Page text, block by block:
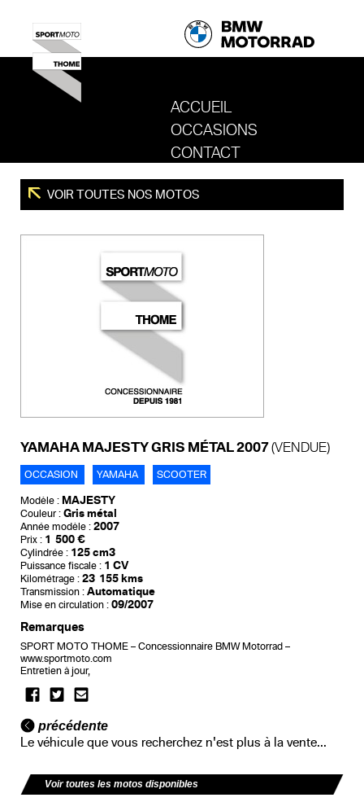
ACCUEIL
REVENIR AU SITE DE SPORT MOTO
OCCASIONS
CONTACT
VOIR TOUTES NOS MOTOS
YAMAHA MAJESTY GRIS MÉTAL 2007(VENDUE)
OCCASION YAMAHA SCOOTER
Modèle : MAJESTY
Couleur : Gris métal
Année modèle : 2007
Prix : 1 500 €
Cylindrée : 125 cm3
Puissance fiscale : 1 CV
Kilométrage : 23 155 kms
Transmission : Automatique
Mise en circulation : 09/2007
Remarques
SPORT MOTO THOME – Concessionnaire BMW Motorrad –
www.sportmoto.com
Entretien à jour,
précédente
Le véhicule que vous recherchez n'est plus à la vente...
Voir toutes les motos disponibles